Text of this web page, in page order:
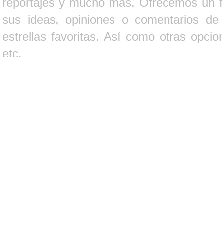
sus ideas, opiniones o comentarios
estrellas favoritas. Así como otras
etc.